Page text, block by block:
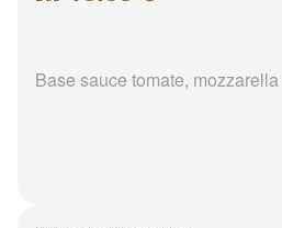
Base sauce tomate, mozzarella